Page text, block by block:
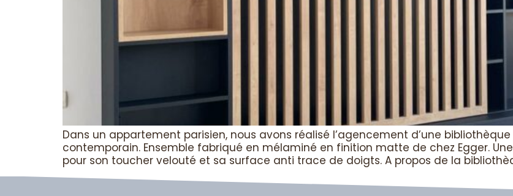
Dans un appartement parisien, nous avons réalisé l’agencement d’une
contemporain. Ensemble fabriqué en mélaminé en finition matte de chez Egger.
pour son toucher velouté et sa surface anti trace de doigts. A propos de la